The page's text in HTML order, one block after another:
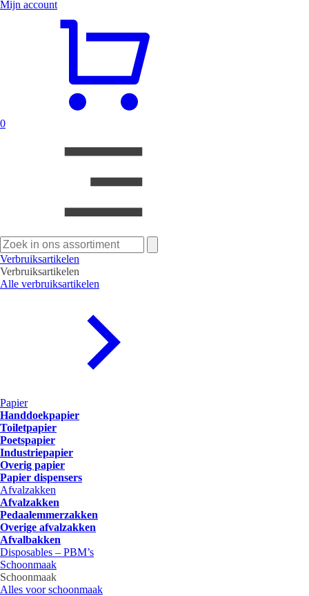
Mijn account
0
Zoeken
naar:
Verbruiksartikelen
Verbruiksartikelen
Alle verbruiksartikelen
Papier
Handdoekpapier
Toiletpapier
Poetspapier
Industriepapier
Overig papier
Papier dispensers
Afvalzakken
Afvalzakken
Pedaalemmerzakken
Overige afvalzakken
Afvalbakken
Disposables – PBM’s
Schoonmaak
Schoonmaak
Alles voor schoonmaak